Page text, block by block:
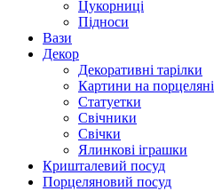
Цукорниці
Підноси
Вази
Декор
Декоративні тарілки
Картини на порцеляні
Статуетки
Свічники
Свічки
Ялинкові іграшки
Кришталевий посуд
Порцеляновий посуд